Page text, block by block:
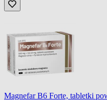
Magnefar B6 Forte, tabletki